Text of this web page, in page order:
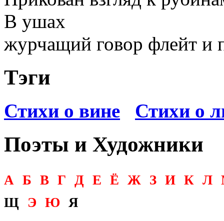
В ушах
журчащий говор флейт и
Тэги
Стихи о вине Стихи о
Поэты и Художники
А Б В Г Д Е Ё Ж З И К Л
Щ
Э Ю Я